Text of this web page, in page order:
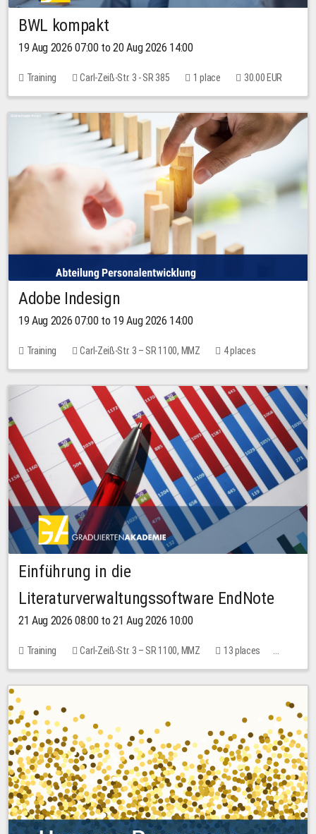
BWL kompakt
19 Aug 2026 07:00 to 20 Aug 2026 14:00
Training Carl-Zeiß-Str. 3 - SR 385 1 place 30.00 EUR
Adobe Indesign
19 Aug 2026 07:00 to 19 Aug 2026 14:00
Training Carl-Zeiß-Str. 3 – SR 1100, MMZ 4 places
Einführung in die
Literaturverwaltungssoftware EndNote
21 Aug 2026 08:00 to 21 Aug 2026 10:00
Training Carl-Zeiß-Str. 3 – SR 1100, MMZ
13 places
10.00 EUR